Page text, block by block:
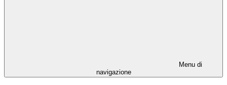
Menu di
navigazione